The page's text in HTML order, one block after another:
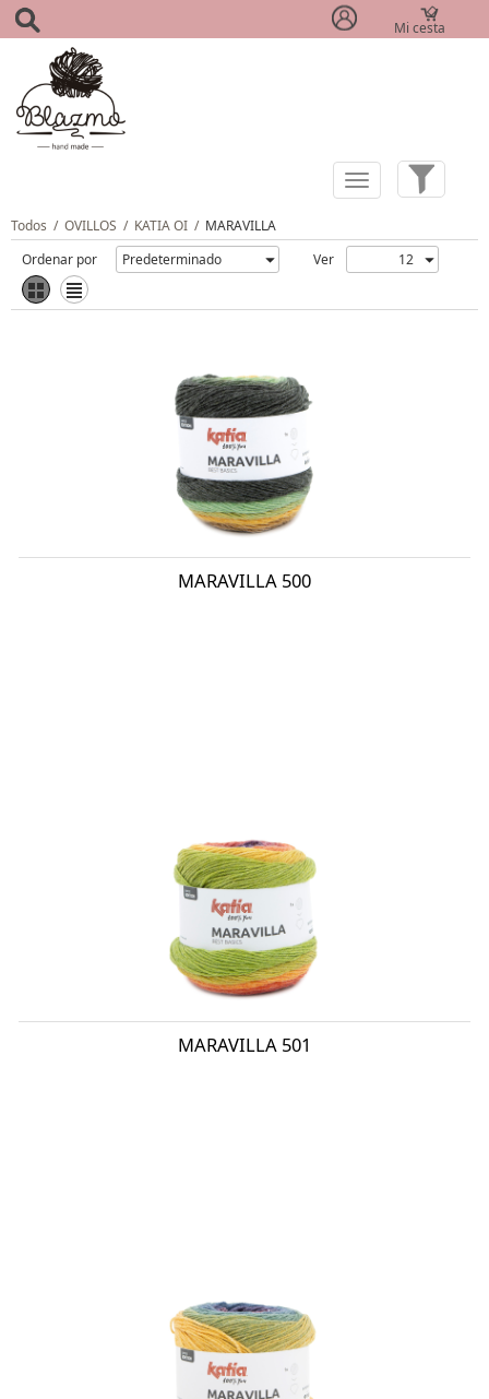
Mi cesta
Todos / OVILLOS / KATIA OI / MARAVILLA
Ordenar por
Ver
MARAVILLA 500
MARAVILLA 501